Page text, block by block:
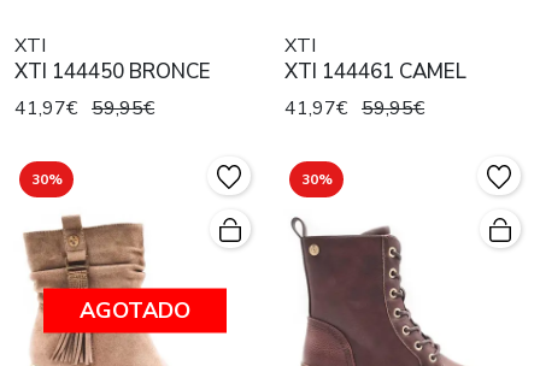
XTI
XTI 144450 BRONCE
41,97€ 59,95€
XTI
XTI 144461 CAMEL
41,97€ 59,95€
30%
AGOTADO
30%